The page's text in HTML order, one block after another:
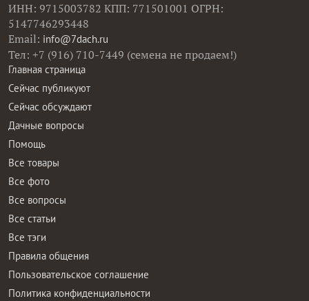
ИНН: 9715003782 КПП: 771501001 ОГРН:
5147746293448
Email: info@7dach.ru
Тел: +7 (916) 710-7449 (семена не продаем!)
Главная страница
Сейчас публикуют
Сейчас обсуждают
Дачные вопросы
Помощь
Все товары
Все фото
Все вопросы
Все статьи
Все тэги
Правила общения
Пользовательское соглашение
Политика конфиденциальности